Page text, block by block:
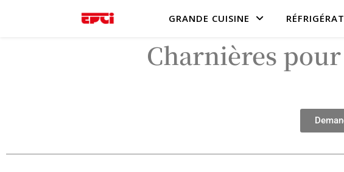
GRANDE CUISINE
Charnières